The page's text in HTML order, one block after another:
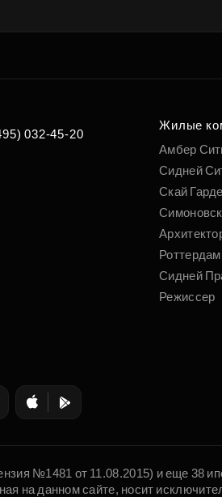
032-45-20
Жилые
Амбер
Сидней
Скай
Роттердам
Сидней
Режиссер
№1481 от 11.08.2015) и еще 38
на данном сайте, носит